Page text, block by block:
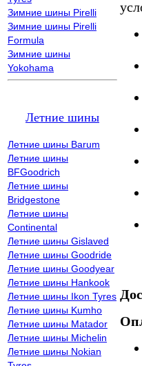
Зимние шины Pirelli
Зимние шины Pirelli
Formula
Зимние шины
Yokohama
Летние шины
Летние шины Barum
Летние шины
BFGoodrich
Летние шины
Bridgestone
Летние шины
Continental
Летние шины Gislaved
Летние шины Goodride
Летние шины Goodyear
Летние шины Hankook
Летние шины Ikon Tyres
Летние шины Kumho
Летние шины Matador
Летние шины Michelin
Летние шины Nokian